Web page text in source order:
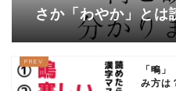
さか「わやか」とは
ね・・・？超サービ
ジ！】
「鴫
み方は